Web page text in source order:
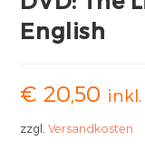
English
€ 20,50
zzgl.Versandkosten